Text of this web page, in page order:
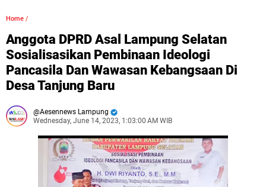
Home /
Anggota DPRD Asal Lampung Selatan
Sosialisasikan Pembinaan Ideologi
Pancasila Dan Wawasan Kebangsaan Di
Desa Tanjung Baru
Aesennews Lampung
Wednesday, June 14, 2023, 1:03:00 AM WIB